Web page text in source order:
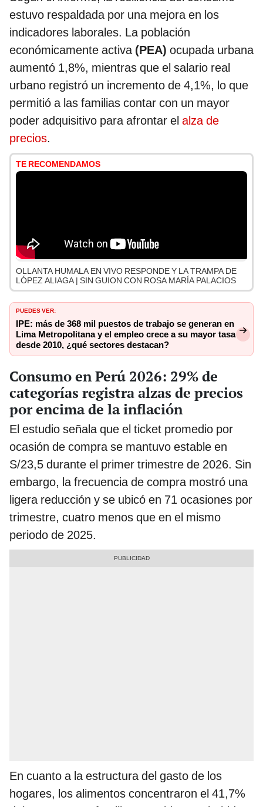
estuvo respaldada por una mejora en los
indicadores laborales. La población
económicamente activa (PEA) ocupada urbana
aumentó 1,8%, mientras que el salario real
urbano registró un incremento de 4,1%, lo que
permitió a las familias contar con un mayor
poder adquisitivo para afrontar el alza de
precios.
TE RECOMENDAMOS
OLLANTA HUMALA EN VIVO RESPONDE Y LA TRAMPA DE
LÓPEZ ALIAGA | SIN GUION CON ROSA MARÍA PALACIOS
PUEDES VER:
IPE: más de 368 mil puestos de trabajo se generan en
Lima Metropolitana y el empleo crece a su mayor tasa
desde 2010, ¿qué sectores destacan?
Consumo en Perú 2026: 29% de
categorías registra alzas de precios
por encima de la inflación
El estudio señala que el ticket promedio por
ocasión de compra se mantuvo estable en
S/23,5 durante el primer trimestre de 2026. Sin
embargo, la frecuencia de compra mostró una
ligera reducción y se ubicó en 71 ocasiones por
trimestre, cuatro menos que en el mismo
periodo de 2025.
En cuanto a la estructura del gasto de los
hogares, los alimentos concentraron el 41,7%